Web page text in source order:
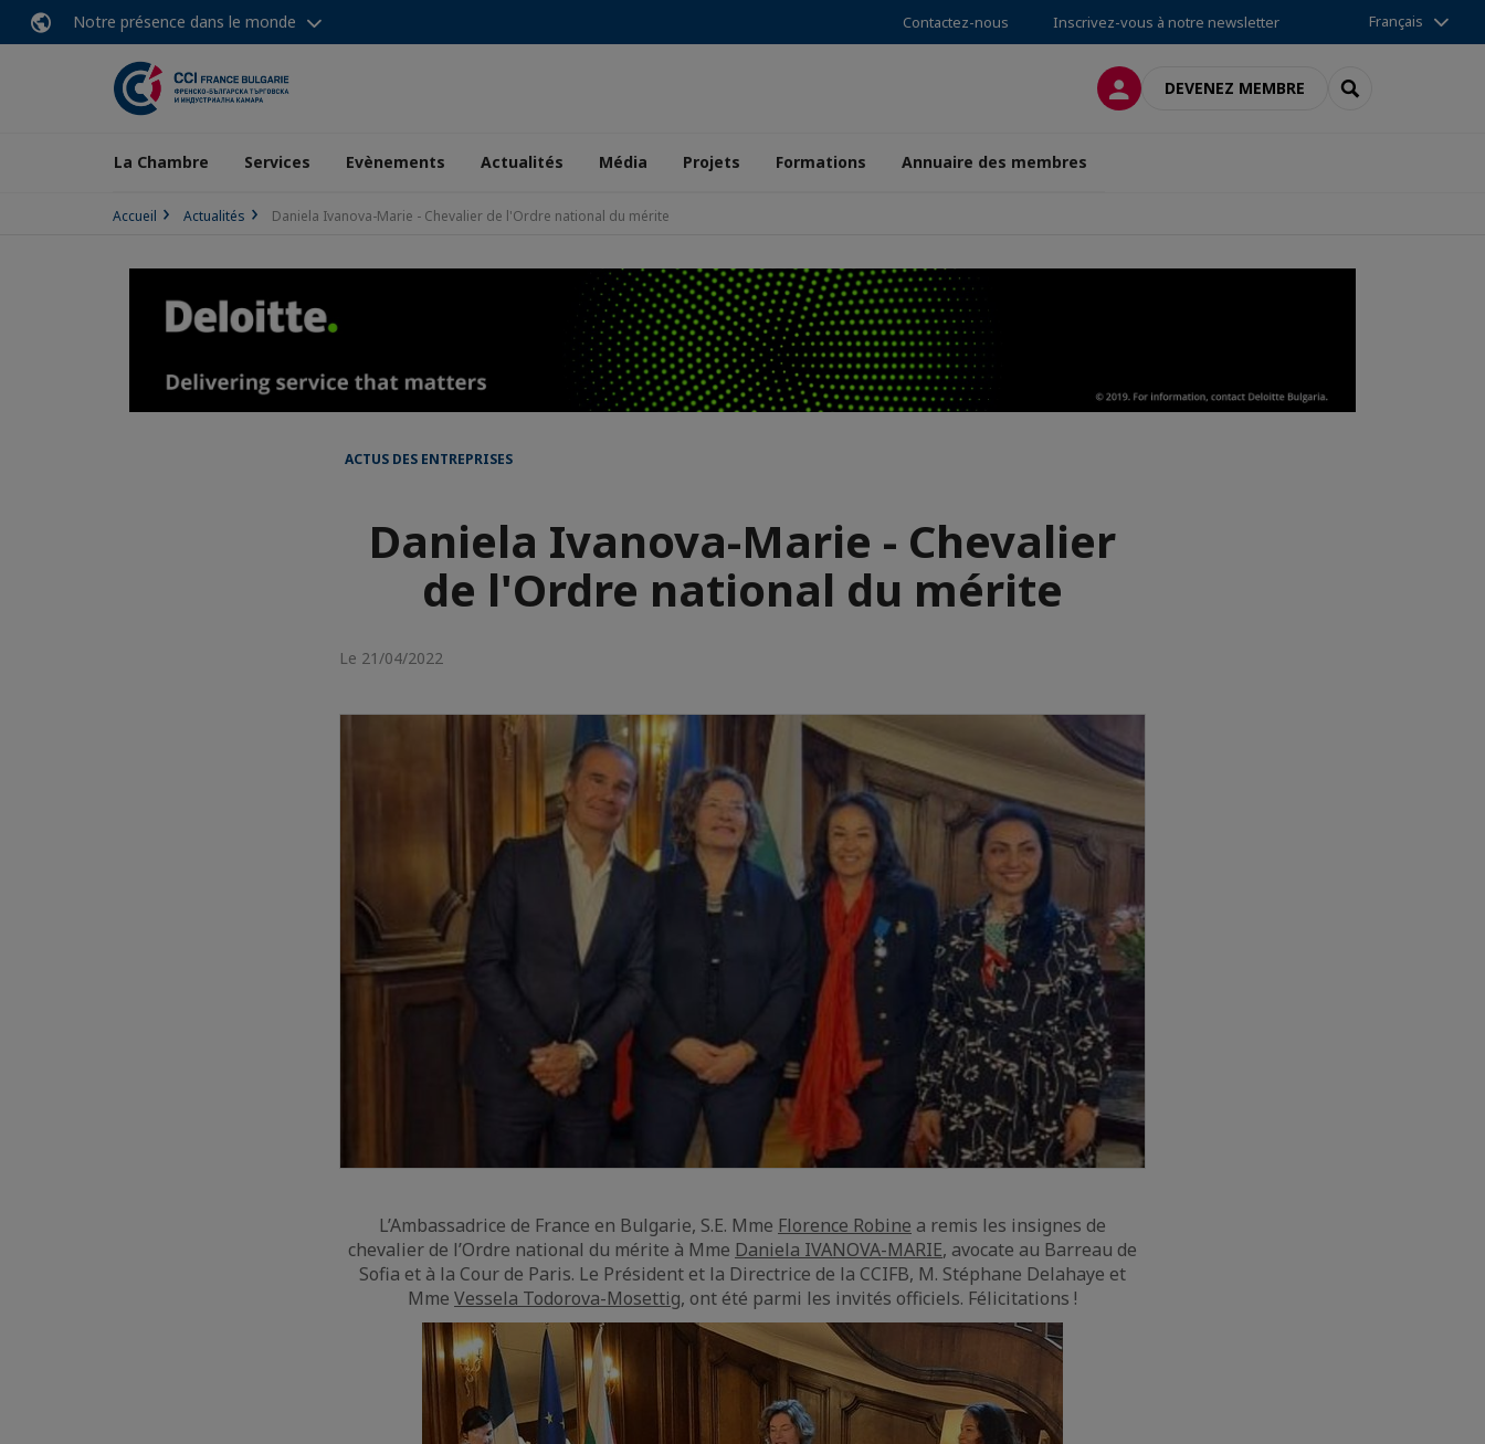
Notre présence dans le monde Contactez-nous Inscrivez-vous à notre newsletter Français
CONNEXIONDEVENEZ MEMBRE RECHERCHER
La Chambre Services Evènements Actualités Média Projets Formations Annuaire des membres
Accueil Actualités Daniela Ivanova-Marie - Chevalier de l'Ordre national du mérite
ACTUS DES ENTREPRISES
Daniela Ivanova-Marie - Chevalier
de l'Ordre national du mérite
Le 21/04/2022
L’Ambassadrice de France en Bulgarie, S.E. Mme Florence Robine a remis les insignes de
chevalier de l’Ordre national du mérite à Mme Daniela IVANOVA-MARIE, avocate au Barreau de
Sofia et à la Cour de Paris. Le Président et la Directrice de la CCIFB, M. Stéphane Delahaye et
Mme Vessela Todorova-Mosettig, ont été parmi les invités officiels. Félicitations !